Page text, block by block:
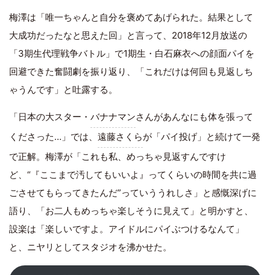
梅澤は「唯一ちゃんと自分を褒めてあげられた。結果として
大成功だったなと思えた回」と言って、2018年12月放送の
「3期生代理戦争バトル」で1期生・白石麻衣への顔面パイを
回避できた奮闘劇を振り返り、「これだけは何回も見返しち
ゃうんです」と吐露する。
「日本の大スター・ バナナマンさんがあんなにも体を張って
くださった…」では、 遠藤さくらが「パイ投げ」と続けて一発
で正解。梅澤が「これも私、めっちゃ見返すんですけ
ど、“『ここまで汚してもいいよ』ってくらいの時間を共に過
ごさせてもらってきたんだ”っていううれしさ」と感慨深げに
語り、「お二人もめっちゃ楽しそうに見えて」と明かすと、
設楽は「楽しいですよ。アイドルにパイぶつけるなんて」
と、ニヤリとしてスタジオを沸かせた。